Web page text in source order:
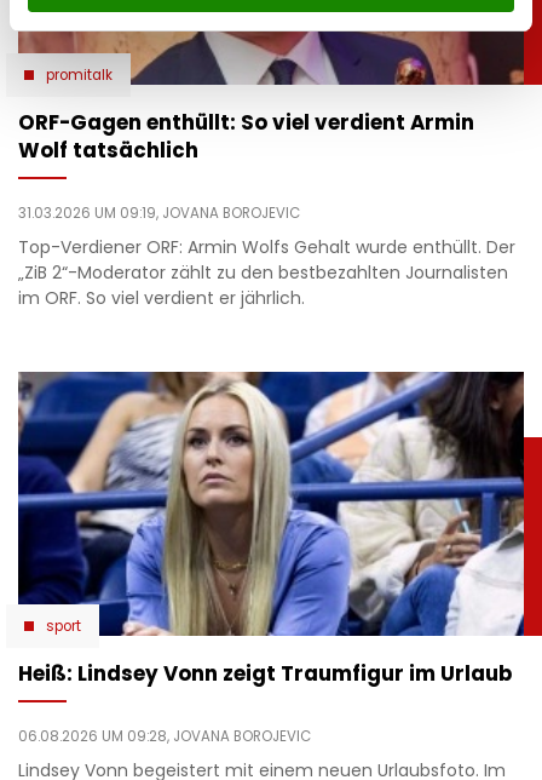
promitalk
ORF-Gagen enthüllt: So viel verdient Armin
Wolf tatsächlich
31.03.2026 UM 09:19, JOVANA BOROJEVIC
Top-Verdiener ORF: Armin Wolfs Gehalt wurde enthüllt. Der
„ZiB 2“-Moderator zählt zu den bestbezahlten Journalisten
im ORF. So viel verdient er jährlich.
sport
Heiß: Lindsey Vonn zeigt Traumfigur im Urlaub
06.08.2026 UM 09:28, JOVANA BOROJEVIC
Lindsey Vonn begeistert mit einem neuen Urlaubsfoto. Im